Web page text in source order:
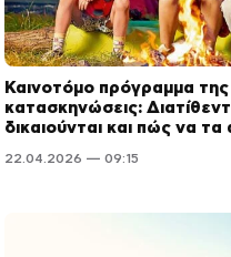
Καινοτόμο πρόγραμμα της
κατασκηνώσεις:
δικαιούνται και πώς να
22.04.2026 — 09:15